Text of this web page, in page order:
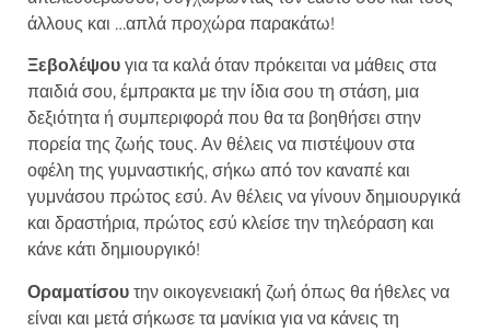
άλλους και …απλά προχώρα παρακάτω!
Ξεβολέψου για τα καλά όταν πρόκειται να μάθεις στα
παιδιά σου, έμπρακτα με την ίδια σου τη στάση, μια
δεξιότητα ή συμπεριφορά που θα τα βοηθήσει στην
πορεία της ζωής τους. Αν θέλεις να πιστέψουν στα
οφέλη της γυμναστικής, σήκω από τον καναπέ και
γυμνάσου πρώτος εσύ. Αν θέλεις να γίνουν δημιουργικά
και δραστήρια, πρώτος εσύ κλείσε την τηλεόραση και
κάνε κάτι δημιουργικό!
Οραματίσου την οικογενειακή ζωή όπως θα ήθελες να
είναι και μετά σήκωσε τα μανίκια για να κάνεις τη